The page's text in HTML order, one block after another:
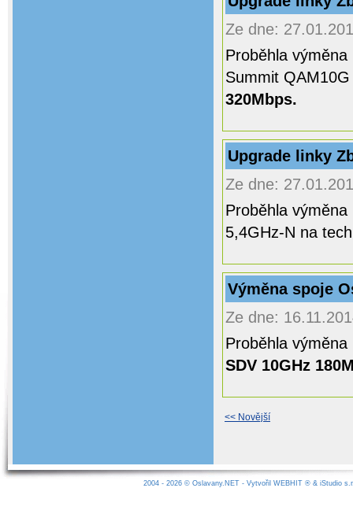
Ze dne:
Proběhla
Summit
320Mbps.
Upgrade linky
Ze dne:
Proběhla
5,4GHz-N na
Výměna spoje
Ze dne:
Proběhla
SDV 10GHz
<< Novější
2004 - 2026 © Oslavany.NET - Vytvořil WEBHIT ® & iStudio